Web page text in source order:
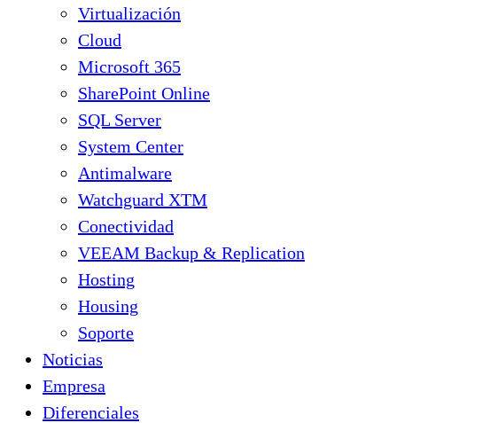
Virtualización
Cloud
Microsoft 365
SharePoint Online
SQL Server
System Center
Antimalware
Watchguard XTM
Conectividad
VEEAM Backup & Replication
Hosting
Housing
Soporte
Noticias
Empresa
Diferenciales